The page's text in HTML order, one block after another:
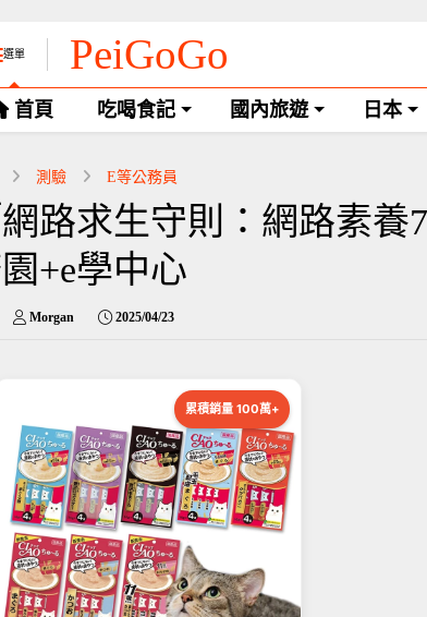
選單 PeiGoGo
首頁 吃喝食記 國內旅遊 日本
測驗 E等公務員
網路求生守則：網路素
+e學中心
Morgan 2025/04/23
累積銷量 100萬+